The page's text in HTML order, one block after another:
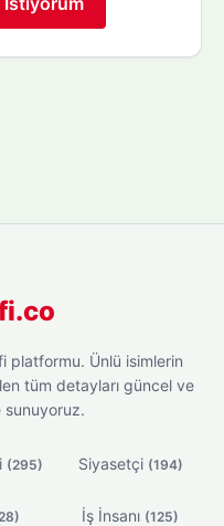
platformu. Ünlü isimlerin
tüm detayları güncel ve
sunuyoruz.
(295) Siyasetçi (194)
İş İnsanı (125)